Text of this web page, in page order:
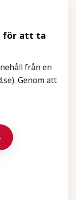
för att ta
från en
Genom att